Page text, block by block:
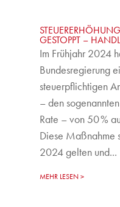
GESTOPPT –
Im Frühjahr 2024
Bundesregierung
steuerpflichtigen
– den
Rate – von 50 %
Diese Maßnahme
2024 gelten und...
MEHR LESEN